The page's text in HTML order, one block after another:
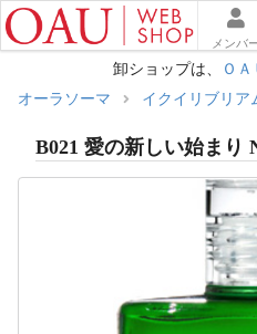
メンバ
卸ショップは、
Ｏ
オーラソーマ
イクイリブリア
B021 愛の新しい始まり